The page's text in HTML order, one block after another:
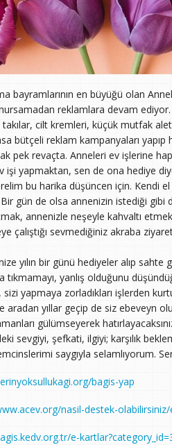
bayramlarının en büyüğü olan
reklamlara devam
cilt kremleri, küçük mutfak
bütçeli reklam kampanyaları
pek revaçta. Anneleri ev işlerine
işi yapmaktan, sen de ona hediye
bu harika düşüncen için. Kendi
gün de olsa annenizin istediği gibi
annenizle neşeyle kahvaltı
çalıştığı sevmediğiniz akraba
yılın bir günü hediyeler alıp
tıkmamayı, yanlış olduğunu
sizi yapmaya zorladıkları işlerden
aradan yıllar geçip de siz ebeveyn
gülümseyerek
sevgiyi, şefkati, ilgiyi; karşılık
saygıyla selamlıyorum.
bagis-yap
nasil-destek-
e-